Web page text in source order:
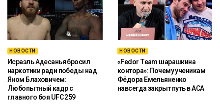
НОВОСТИ
Исраэль Адесанья бросил
наркотики ради победы над
Яном Блаховичем:
Любопытный кадр с
главного боя UFC 259
НОВОСТИ
«Fedor Team шарашкина
контора»: Почему ученикам
Фёдора Емельяненко
навсегда закрыт путь в ACA